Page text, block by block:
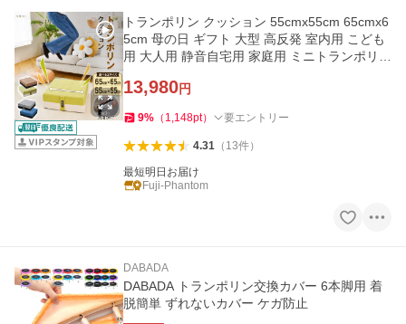
トランポリン クッション 55cmx55cm 65cmx6
5cm 母の日 ギフト 大型 高反発 室内用 こども
用 大人用 静音自宅用 家庭用 ミニトランポリン
13,980円
9% （ 1,148pt） 要エントリー
4.31（ 13件）
最短明日お届け
Fuji-Phantom
DABADA
DABADA トランポリン交換カバー 6本脚用 着
脱簡単 ずれないカバー ケガ防止